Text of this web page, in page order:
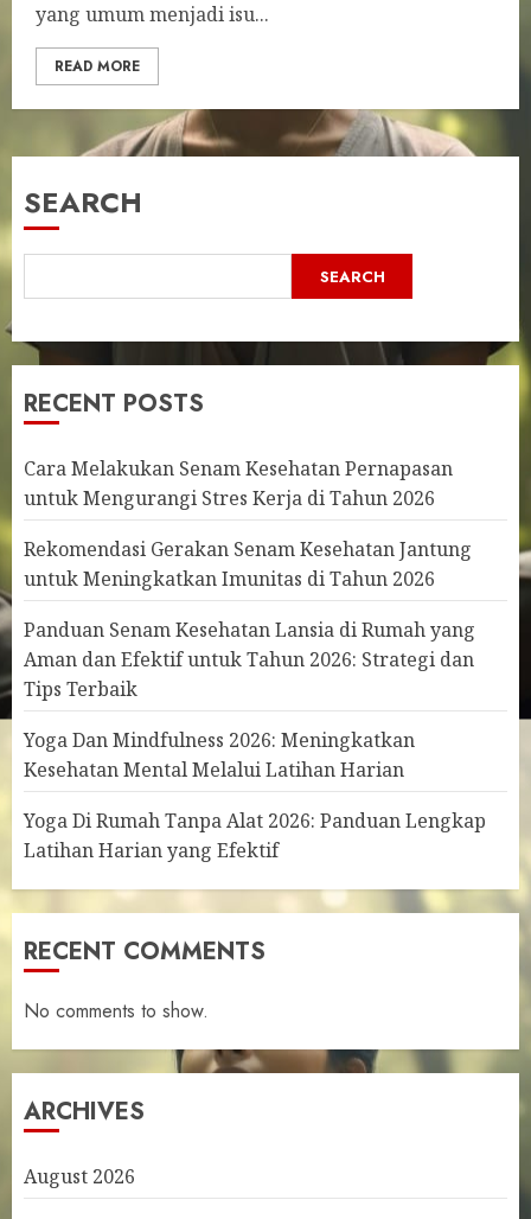
yang umum menjadi isu...
READ MORE
SEARCH
SEARCH
RECENT POSTS
Cara Melakukan Senam Kesehatan Pernapasan
untuk Mengurangi Stres Kerja di Tahun 2026
Rekomendasi Gerakan Senam Kesehatan Jantung
untuk Meningkatkan Imunitas di Tahun 2026
Panduan Senam Kesehatan Lansia di Rumah yang
Aman dan Efektif untuk Tahun 2026: Strategi dan
Tips Terbaik
Yoga Dan Mindfulness 2026: Meningkatkan
Kesehatan Mental Melalui Latihan Harian
Yoga Di Rumah Tanpa Alat 2026: Panduan Lengkap
Latihan Harian yang Efektif
RECENT COMMENTS
No comments to show.
ARCHIVES
August 2026